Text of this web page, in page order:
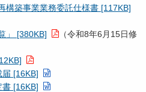
構築事業業務委託仕様書 [117KB]
」 [380KB]
（令和8年6月15日修
届 [16KB]
書 [16KB]